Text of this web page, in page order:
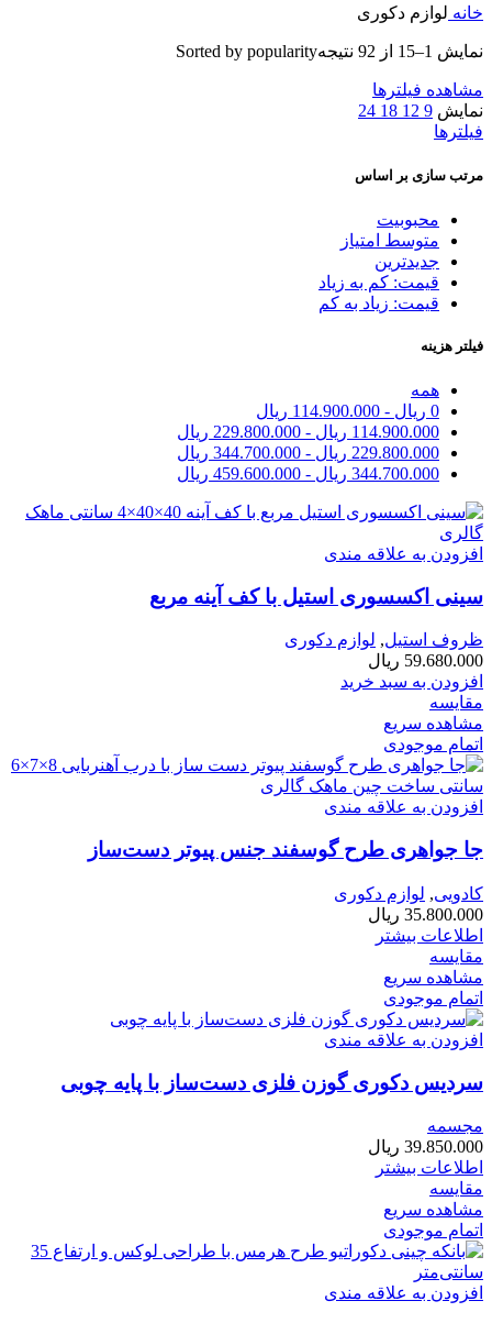
خانه لوازم دکوری
نمایش 1–15 از 92 نتیجه Sorted by popularity
مشاهده فیلترها
نمایش 9
12
18
24
فیلترها
مرتب سازی بر اساس
محبوبیت
متوسط امتیاز
جدیدترین
قیمت: کم به زیاد
قیمت: زیاد به کم
فیلتر هزینه
همه
0 ریال -
114.900.000 ریال
114.900.000 ریال -
229.800.000 ریال
229.800.000 ریال -
344.700.000 ریال
344.700.000 ریال -
459.600.000 ریال
افزودن به علاقه مندی
سینی اکسسوری استیل با کف آینه مربع
ظروف استیل, لوازم دکوری
59.680.000 ریال
افزودن به سبد خرید
مقایسه
مشاهده سریع
اتمام موجودی
افزودن به علاقه مندی
جا جواهری طرح گوسفند جنس پیوتر دست‌ساز
کادویی, لوازم دکوری
35.800.000 ریال
اطلاعات بیشتر
مقایسه
مشاهده سریع
اتمام موجودی
افزودن به علاقه مندی
سردیس دکوری گوزن فلزی دست‌ساز با پایه چوبی
مجسمه
39.850.000 ریال
اطلاعات بیشتر
مقایسه
مشاهده سریع
اتمام موجودی
افزودن به علاقه مندی